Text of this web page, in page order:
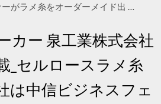
がラメ糸をオーダーメイド出 …
カー 泉工業株式会社
_セルロースラメ糸
は中信ビジネスフェ